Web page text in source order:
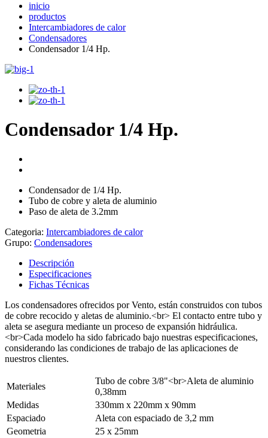
inicio
productos
Intercambiadores de calor
Condensadores
Condensador 1/4 Hp.
Condensador 1/4 Hp.
Condensador de 1/4 Hp.
Tubo de cobre y aleta de aluminio
Paso de aleta de 3.2mm
Categoria: Intercambiadores de calor
Grupo: Condensadores
Descripción
Especificaciones
Fichas Técnicas
Los condensadores ofrecidos por Vento, están construidos con tubos
de cobre recocido y aletas de aluminio.<br> El contacto entre tubo y
aleta se asegura mediante un proceso de expansión hidráulica.
<br>Cada modelo ha sido fabricado bajo nuestras especificaciones,
considerando las condiciones de trabajo de las aplicaciones de
nuestros clientes.
Materiales
Tubo de cobre 3/8"<br>Aleta de aluminio
0,38mm
Medidas
330mm x 220mm x 90mm
Espaciado
Aleta con espaciado de 3,2 mm
Geometria
25 x 25mm